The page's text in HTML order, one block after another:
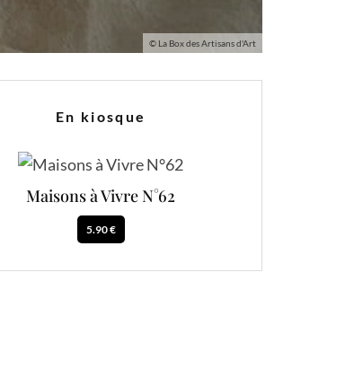
© La Box des Artisans d'Art
En kiosque
Maisons à Vivre N°62
5.90 €